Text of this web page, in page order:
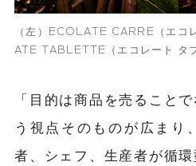
（左）ECOLATE CARRE（エコ
ATE TABLETTE（エコレート タ
「目的は商品を売ること
う視点そのものが広まり
者、シェフ、生産者が循